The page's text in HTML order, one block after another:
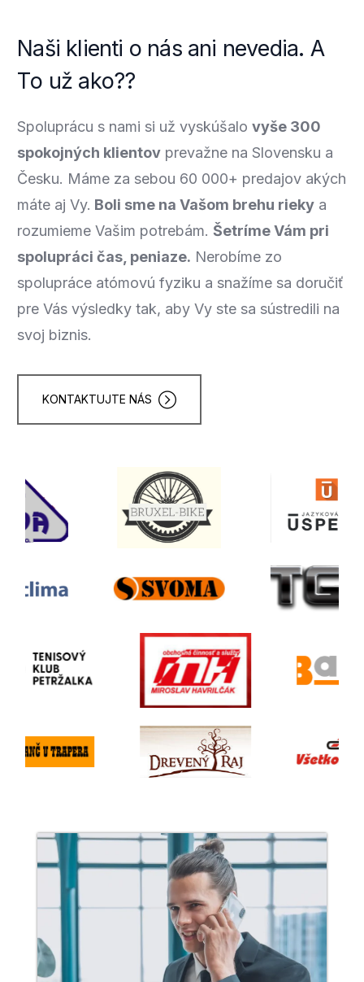
Naši klienti o nás ani nevedia. A
To už ako??
Spoluprácu s nami si už vyskúšalovyše 300
spokojných klientov prevažne na Slovensku a
Česku. Máme za sebou 60 000+ predajov akých
máte aj Vy. Boli sme na Vašom brehu rieky a
rozumieme Vašim potrebám.Šetríme Vám pri
spolupráci čas, peniaze. Nerobíme zo
spolupráce atómovú fyziku a snažíme sa doručiť
pre Vás výsledky tak, aby Vy ste sa sústredili na
svoj biznis.
KONTAKTUJTE NÁS